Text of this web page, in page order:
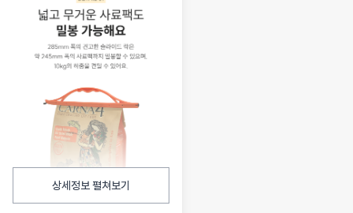
상세정보 펼쳐보기